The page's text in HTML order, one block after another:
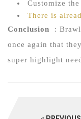
Customize
There is
Conclusion
:
once again that
super highlight